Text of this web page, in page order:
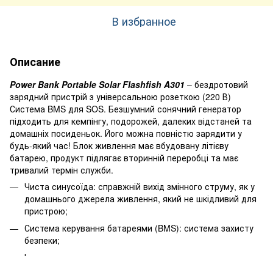
В избранное
Описание
Power Bank Portable Solar Flashfish A301 – бездротовий
зарядний пристрій з універсальною розеткою (220 В)
Система BMS для SOS. Безшумний сонячний генератор
підходить для кемпінгу, подорожей, далеких відстаней та
домашніх посиденьок. Його можна повністю зарядити у
будь-який час! Блок живлення має вбудовану літієву
батарею, продукт підлягає вторинній переробці та має
тривалий термін служби.
Чиста синусоїда: справжній вихід змінного струму, як у
домашнього джерела живлення, який не шкідливий для
пристрою;
Система керування батареями (BMS): система захисту
безпеки;